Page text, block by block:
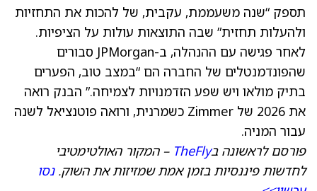
תספק “שנה משעממת, עקבית, של להכות את התחזיות
ולהעלות תחזית” שבה התוצאות עולות על הציפיות.
לאחר פגישה עם ההנהלה, ב-JPMorgan סבורים
שהפונדמנטלים של החברה הם “במצב טוב, הפערים
בתיק מולאו ויש שפע הזדמנויות לצמיחה.” הבנק רואה
את 2026 של Zimmer כשמרנית, ורואה פוטנציאל לשנה
עבור המניה.
פורסם לראשונה בTheFly – המקור האולטימטיבי
לחדשות פיננסיות בזמן אמת שמזיזות את השוק.נסו